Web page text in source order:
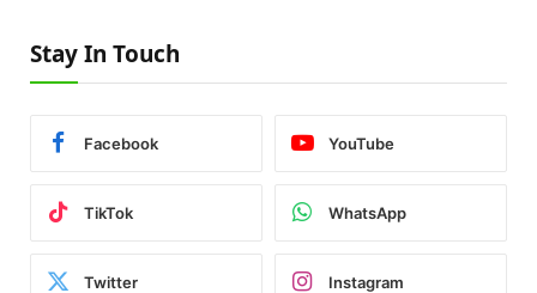
Stay In Touch
Facebook YouTube
TikTok WhatsApp
Twitter Instagram